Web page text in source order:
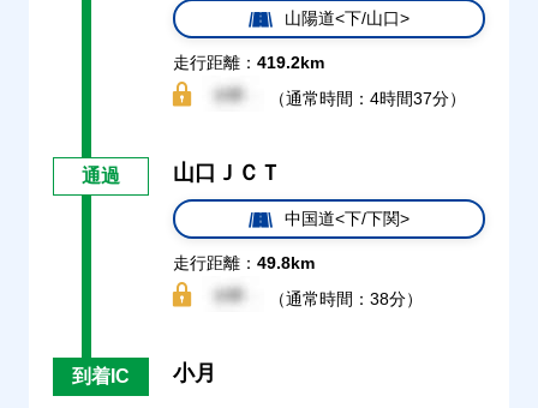
山陽道<下/山口>
走行距離： 419.2km
（通常時間：4時間37分）
通過 山口ＪＣＴ
中国道<下/下関>
走行距離： 49.8km
（通常時間：38分）
到着IC 小月